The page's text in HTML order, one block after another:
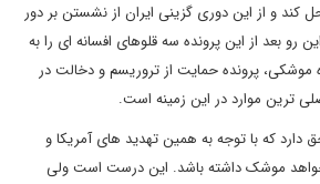
کند و از این دوری گزینی ایران از نشستن بر دور
رو بعد از این پرونده سه قلوهای افسانه ای را به
موشکی، پرونده حمایت از تروریسم و دخالت در
ترین موارد در این زمینه است.
دارد که با توجه به همین تهدید های آمریکا و
موشک داشته باشد. این درست است ولی